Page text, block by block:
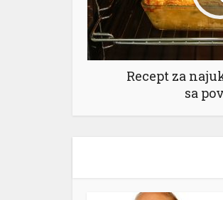
Recept za
sa